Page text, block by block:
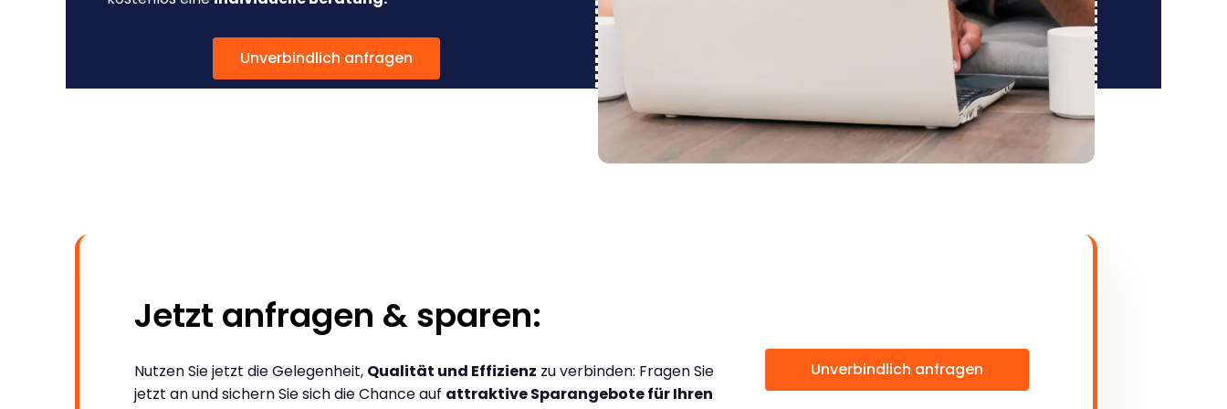
Unverbindlich anfragen
Jetzt anfragen & sparen:
Nutzen Sie jetzt die Gelegenheit, Qualität und Effizienz zu verbinden: Fragen Sie
jetzt an und sichern Sie sich die Chance auf attraktive Sparangebote für Ihren
Unverbindlich anfragen